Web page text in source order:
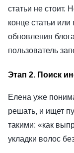
статьи не стоит.
конце статьи
обновления
пользователь
Этап 2. Поиск
Елена уже
решать, и ищет
такими: «как
укладки волос